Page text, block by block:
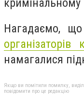
Нагадаємо, що
намагалися
Якщо ви помітили помилку,
повідомити про це редакцію